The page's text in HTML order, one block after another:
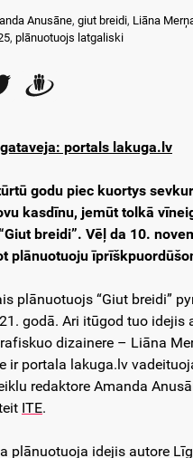
Anusāne,giut breidi, Liāna
, plānuotuojs latgaliski
Twitter
portals lakuga.lv
godu piec kuortys
kasdīnu, jemūt tolkā
breidi”. Vēļ da 10.
plānuotuoju
plānuotuojs “Giut breidi”
godā. Ari itūgod tuo idejis
dizainere – Liāna
ir portala lakuga.lv
redaktore Amanda
ITE.
plānuotuoja idejis autore